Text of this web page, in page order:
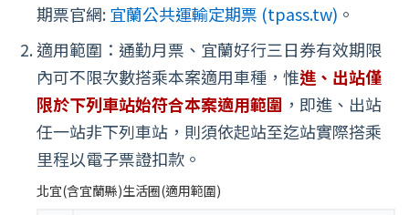
期票官網:宜蘭公共運輸定期票 (tpass.tw) 。
適用範圍：通勤月票、宜蘭好行三日券有效期限
內可不限次數搭乘本案適用車種，惟進、出站僅
限於下列車站始符合本案適用範圍 ，即進、出站
任一站非下列車站，則須依起站至迄站實際搭乘
里程以電子票證扣款。
北宜(含宜蘭縣)生活圈(適用範圍)